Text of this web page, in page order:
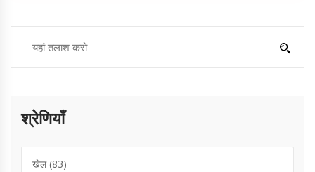
श्रेणियाँ
खेल(83)